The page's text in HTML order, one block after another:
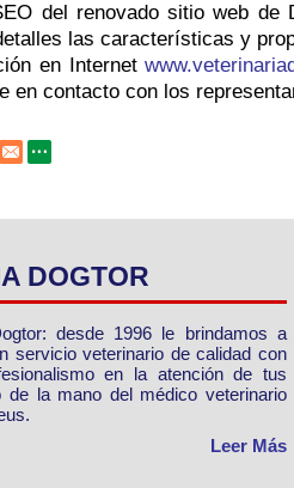
del renovado sitio web
las características y
en Internet
en contacto con los
DOGTOR
desde 1996 le brindamos a
servicio veterinario de calidad con
en la atención de tus
de la mano del médico veterinario
Leer Más